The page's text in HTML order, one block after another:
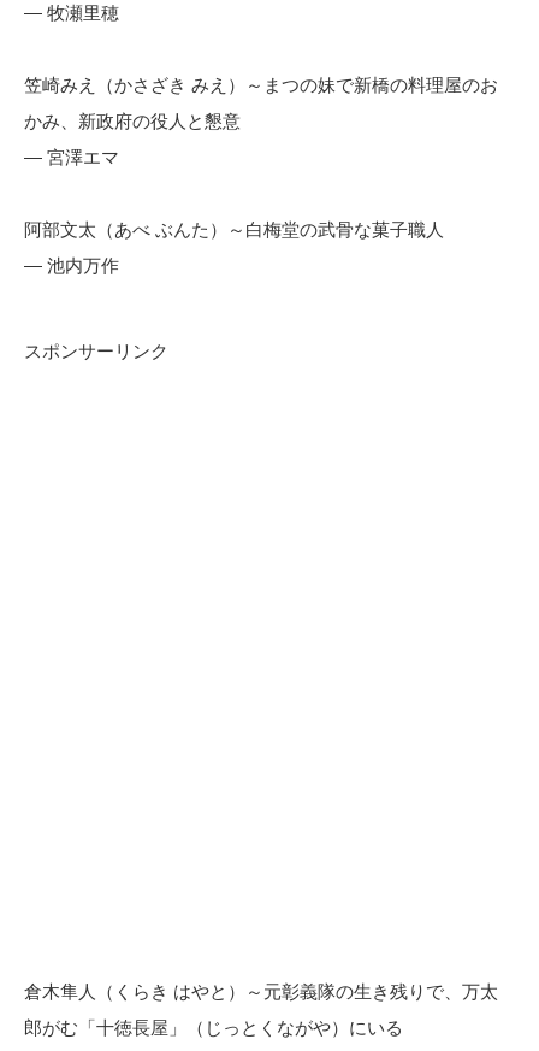
— 牧瀬里穂
笠崎みえ（かさざき みえ）～まつの妹で新橋の料理屋のお
かみ、新政府の役人と懇意
— 宮澤エマ
阿部文太（あべ ぶんた）～白梅堂の武骨な菓子職人
— 池内万作
スポンサーリンク
倉木隼人（くらき はやと）～元彰義隊の生き残りで、万太
郎がむ「十徳長屋」（じっとくながや）にいる